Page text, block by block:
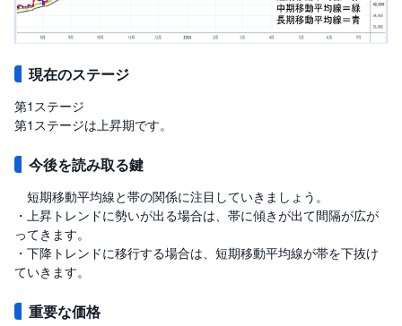
現在のステージ
第1ステージ
第1ステージは上昇期です。
今後を読み取る鍵
短期移動平均線と帯の関係に注目していきましょう。
・上昇トレンドに勢いが出る場合は、帯に傾きが出て間隔が広が
ってきます。
・下降トレンドに移行する場合は、短期移動平均線が帯を下抜け
ていきます。
重要な価格